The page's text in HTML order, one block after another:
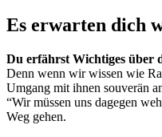
Es erwarten dich
Du erfährst Wichtiges über
Denn wenn wir wissen wie
Umgang mit ihnen souverän
“Wir müssen uns dagegen
Weg gehen.